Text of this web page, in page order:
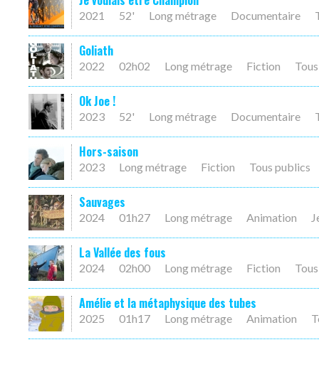
2021 52' Long métrage Documentaire
Goliath
2022 02h02 Long métrage Fiction
Ok Joe !
2023 52' Long métrage Documentaire
Hors-saison
2023 Long métrage Fiction Tous publics
Sauvages
2024 01h27 Long métrage Animation
La Vallée des fous
2024 02h00 Long métrage Fiction
Amélie et la métaphysique des tubes
2025 01h17 Long métrage Animation